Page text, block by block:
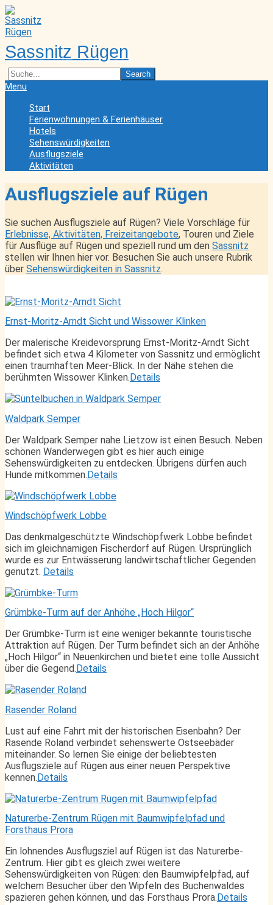
Skip
to
content
Sassnitz Rügen
Search
Secondary
Menu
Start
Ferienwohnungen & Ferienhäuser
Hotels
Sehenswürdigkeiten
Ausflugsziele
Aktivitäten
Ausflugsziele auf Rügen
Sie suchen Ausflugsziele auf Rügen? Viele Vorschläge für
Erlebnisse, Aktivitäten, Freizeitangebote, Touren und Ziele
für Ausflüge auf Rügen und speziell rund um den Sassnitz
stellen wir Ihnen hier vor. Besuchen Sie auch unsere Rubrik
über Sehenswürdigkeiten in Sassnitz.
Ernst-Moritz-Arndt Sicht und Wissower Klinken
Der malerische Kreidevorsprung Ernst-Moritz-Arndt Sicht
befindet sich etwa 4 Kilometer von Sassnitz und ermöglicht
einen traumhaften Meer-Blick. In der Nähe stehen die
berühmten Wissower Klinken. Details
Waldpark Semper
Der Waldpark Semper nahe Lietzow ist einen Besuch. Neben
schönen Wanderwegen gibt es hier auch einige
Sehenswürdigkeiten zu entdecken. Übrigens dürfen auch
Hunde mitkommen.Details
Windschöpfwerk Lobbe
Das denkmalgeschützte Windschöpfwerk Lobbe befindet
sich im gleichnamigen Fischerdorf auf Rügen. Ursprünglich
wurde es zur Entwässerung landwirtschaftlicher Gegenden
genutzt. Details
Grümbke-Turm auf der Anhöhe „Hoch Hilgor“
Der Grümbke-Turm ist eine weniger bekannte touristische
Attraktion auf Rügen. Der Turm befindet sich an der Anhöhe
„Hoch Hilgor“ in Neuenkirchen und bietet eine tolle Aussicht
über die Gegend. Details
Rasender Roland
Lust auf eine Fahrt mit der historischen Eisenbahn? Der
Rasende Roland verbindet sehenswerte Ostseebäder
miteinander. So lernen Sie einige der beliebtesten
Ausflugsziele auf Rügen aus einer neuen Perspektive
kennen.Details
Naturerbe-Zentrum Rügen mit Baumwipfelpfad und
Forsthaus Prora
Ein lohnendes Ausflugsziel auf Rügen ist das Naturerbe-
Zentrum. Hier gibt es gleich zwei weitere
Sehenswürdigkeiten von Rügen: den Baumwipfelpfad, auf
welchem Besucher über den Wipfeln des Buchenwaldes
spazieren gehen können, und das Forsthaus Prora.Details